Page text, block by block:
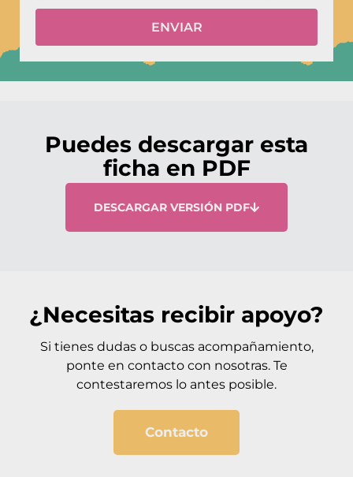
ENVIAR
Puedes descargar esta
ficha en PDF
DESCARGAR VERSIÓN PDF
¿Necesitas recibir apoyo?
Si tienes dudas o buscas acompañamiento,
ponte en contacto con nosotras. Te
contestaremos lo antes posible.
Contacto